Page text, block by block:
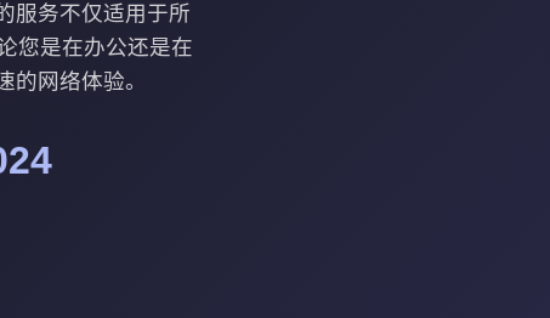
服务不仅适用于所
您是在办公还是在
网络体验。